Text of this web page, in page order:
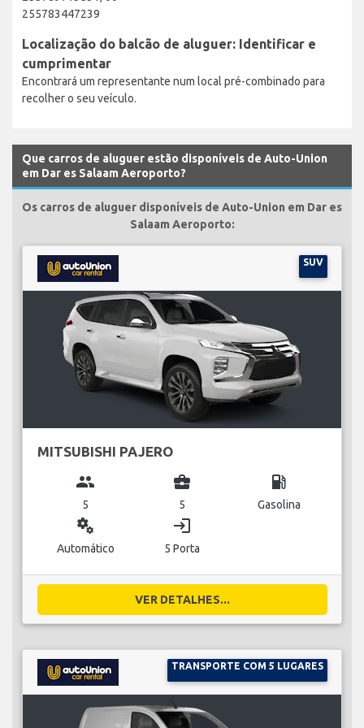
255783447239
Localização do balcão de aluguer: Identificar e
cumprimentar
Encontrará um representante num local pré-combinado para
recolher o seu veículo.
Que carros de aluguer estão disponíveis de Auto-Union
em Dar es Salaam Aeroporto?
Os carros de aluguer disponíveis de Auto-Union em Dar es
Salaam Aeroporto:
SUV
MITSUBISHI PAJERO
group
5
business_center
5
local_gas_station
Gasolina
miscellaneous_services
Automático
login
5 Porta
VER DETALHES...
TRANSPORTE COM 5 LUGARES